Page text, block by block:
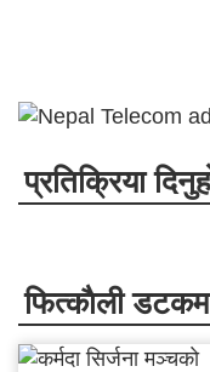
प्रतिक्रिया
फित्काैली